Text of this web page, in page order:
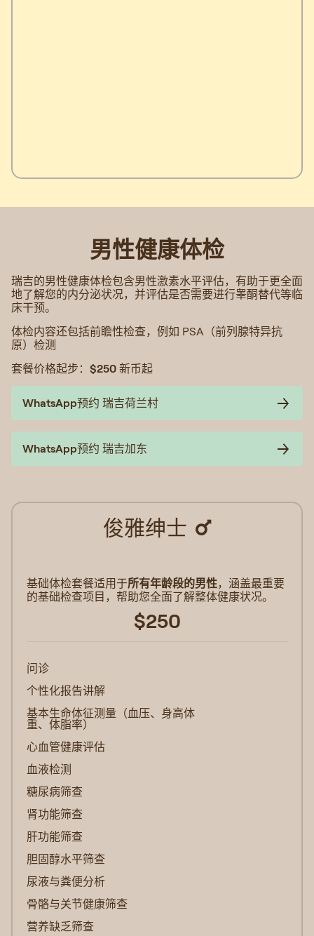
男性健康体检
瑞吉的男性健康体检包含男性激素水平评估，有助于更全面
地了解您的内分泌状况，并评估是否需要进行睾酮替代等临
床干预。
体检内容还包括前瞻性检查，例如 PSA（前列腺特异抗
原）检测
套餐价格起步： $250 新币起
WhatsApp预约 瑞吉荷兰村
WhatsApp预约 瑞吉加东
俊雅绅士
基础体检套餐适用于所有年龄段的男性，涵盖最重要
的基础检查项目，帮助您全面了解整体健康状况。
$250
问诊
个性化报告讲解
基本生命体征测量（血压、身高体
重、体脂率）
心血管健康评估
血液检测
糖尿病筛查
肾功能筛查
肝功能筛查
胆固醇水平筛查
尿液与粪便分析
骨骼与关节健康筛查
营养缺乏筛查